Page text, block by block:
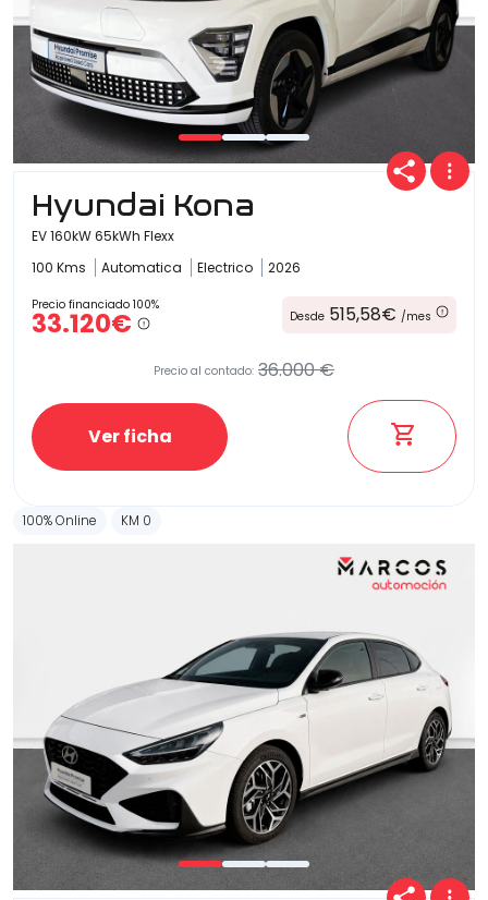
Hyundai Kona
EV 160kW 65kWh Flexx
100 Kms
Automatica Electrico 2026
Precio financiado 100%
33.120€ Desde 515,58€ /mes
Precio al contado: 36.000 €
Ver ficha
100% Online KM 0